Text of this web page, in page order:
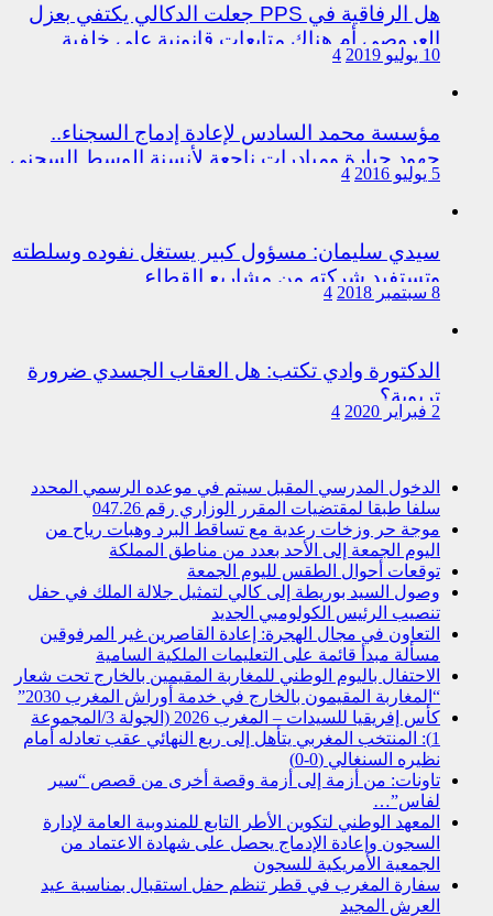
هل الرفاقية في PPS جعلت الدكالي يكتفي بعزل
العروصي أم هناك متابعات قانونية على خلفية
اختلالات التسيير بمندوبية سيدي سليمان
10 يوليو 2019 4
مؤسسة محمد السادس لإعادة إدماج السجناء..
جهود جبارة ومبادرات ناجعة لأنسنة الوسط السجني
5 يوليو 2016 4
سيدي سليمان: مسؤول كبير يستغل نفوده وسلطته
وتستفيد شركته من مشاريع القطاع
8 سبتمبر 2018 4
الدكتورة وادي تكتب: هل العقاب الجسدي ضرورة
تربوية؟
2 فبراير 2020 4
الدخول المدرسي المقبل سیتم في موعده الرسمي المحدد
سلفا طبقا لمقتضیات المقرر الوزاري رقم 047.26
موجة حر وزخات رعدية مع تساقط البرد وهبات رياح من
اليوم الجمعة إلى الأحد بعدد من مناطق المملكة
توقعات أحوال الطقس لليوم الجمعة
وصول السيد بوريطة إلى كالي لتمثيل جلالة الملك في حفل
تنصيب الرئيس الكولومبي الجديد
التعاون في مجال الهجرة: إعادة القاصرين غير المرفوقين
مسألة مبدأ قائمة على التعليمات الملكية السامية
الاحتفال باليوم الوطني للمغاربة المقيمين بالخارج تحت شعار
“المغاربة المقيمون بالخارج في خدمة أوراش المغرب 2030”
كأس إفريقيا للسيدات – المغرب 2026 (الجولة 3/المجموعة
1): المنتخب المغربي يتأهل إلى ربع النهائي عقب تعادله أمام
نظيره السنغالي (0-0)
تاونات: من أزمة إلى أزمة وقصة أخرى من قصص “سير
لفاس”…
المعهد الوطني لتكوين الأطر التابع للمندوبية العامة لإدارة
السجون وإعادة الإدماج يحصل على شهادة الاعتماد من
الجمعية الأمريكية للسجون
سفارة المغرب في قطر تنظم حفل استقبال بمناسبة عيد
العرش المجيد